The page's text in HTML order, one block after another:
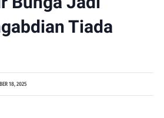
Tiada
18, 2025